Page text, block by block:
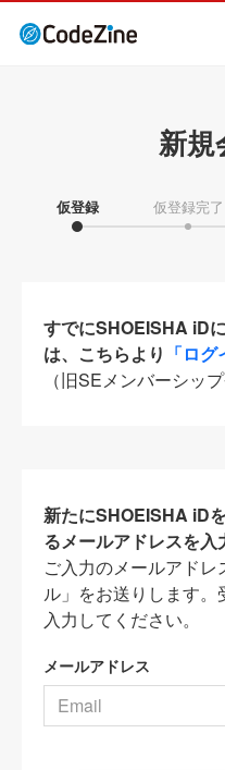
新規
仮登録 仮登録完了
すでにSHOEISHA iD
は、こちらより 「ログ
（旧SEメンバーシッ
新たにSHOEISHA iD
るメールアドレスを入
ご入力のメールアド
ル」をお送りします
入力してください。
メールアドレス